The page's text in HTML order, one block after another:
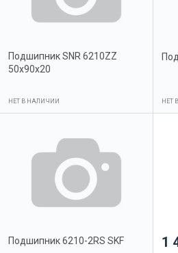
Подшипник SNR 6210ZZ
50х90х20
НЕТ В НАЛИЧИИ НЕТ
Подшипник 6210-2RS SKF 1